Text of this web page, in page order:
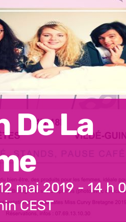
De La
mai 2019 - 14 h
CEST